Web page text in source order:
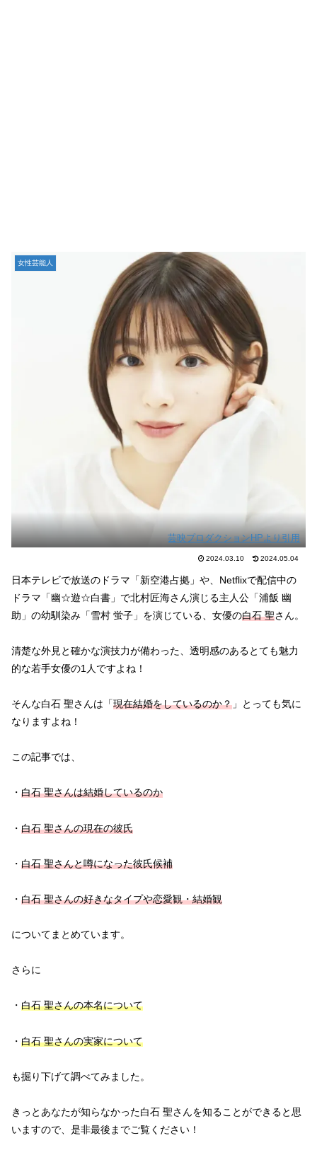
女性芸能人
芸映プロダクションHPより引用
2024.03.10 2024.05.04
日本テレビで放送のドラマ「新空港占拠」や、Netflixで配信中の
ドラマ「幽☆遊☆白書」で北村匠海さん演じる主人公「浦飯 幽
助」の幼馴染み「雪村 蛍子」を演じている、女優の白石 聖さん。
清楚な外見と確かな演技力が備わった、透明感のあるとても魅力
的な若手女優の1人ですよね！
そんな白石 聖さんは「現在結婚をしているのか？ 」とっても気に
なりますよね！
この記事では、
・ 白石 聖さんは結婚しているのか
・ 白石 聖さんの現在の彼氏
・ 白石 聖さんと噂になった彼氏候補
・ 白石 聖さんの好きなタイプや恋愛観・結婚観
についてまとめています。
さらに
・ 白石 聖さんの本名について
・ 白石 聖さんの実家について
も掘り下げて調べてみました。
きっとあなたが知らなかった白石 聖さんを知ることができると思
いますので、是非最後までご覧ください！